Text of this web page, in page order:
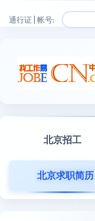
通行证 | 帐号:
北京招工
北京求职简历